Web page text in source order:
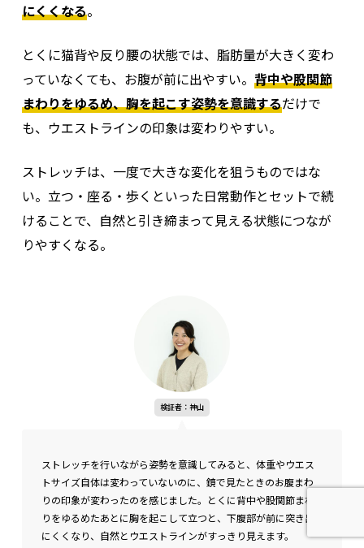
にくくなる。
とくに猫背や反り腰の状態では、脂肪量が大きく変わ
っていなくても、お腹が前に出やすい。 背中や股関節
まわりをゆるめ、胸を起こす姿勢を意識するだけで
も、ウエストラインの印象は変わりやすい。
ストレッチは、一度で大きな変化を狙うものではな
い。立つ・座る・歩くといった日常動作とセットで続
けることで、自然と引き締まって見える状態につなが
りやすくなる。
検証者：神山
ストレッチを行いながら姿勢を意識してみると、体重やウエス
トサイズ自体は変わっていないのに、鏡で見たときのお腹まわ
りの印象が変わったのを感じました。とくに背中や股関節まわ
りをゆるめたあとに胸を起こして立つと、下腹部が前に突き出
にくくなり、自然とウエストラインがすっきり見えます。